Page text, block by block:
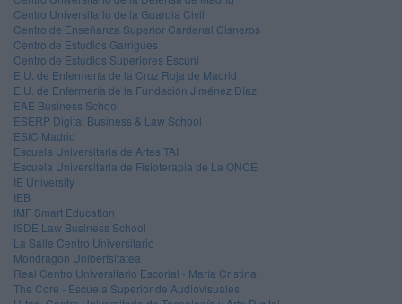
Centro Universitario de la Guardia Civil
Centro de Enseñanza Superior Cardenal Cisneros
Centro de Estudios Garrigues
Centro de Estudios Superiores Escuni
E.U. de Enfermería de la Cruz Roja de Madrid
E.U. de Enfermería de la Fundación Jiménez Díaz
EAE Business School
ESERP Digital Business & Law School
ESIC Madrid
Escuela Universitaria de Artes TAI
Escuela Universitaria de Fisioterapia de La ONCE
IE University
IEB
IMF Smart Education
ISDE Law Business School
La Salle Centro Universitario
Mondragon Unibertsitatea
Real Centro Universitario Escorial - María Cristina
The Core - Escuela Superior de Audiovisuales